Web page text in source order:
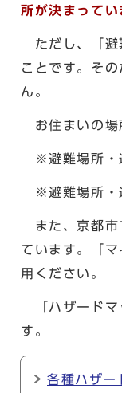
所が決まってい
ただし、「避
ことです。そ
ん。
お住まいの場
※避難場所・
※避難場所・
また、京都市
ています。「
用ください。
「ハザードマ
す。
各種ハザー